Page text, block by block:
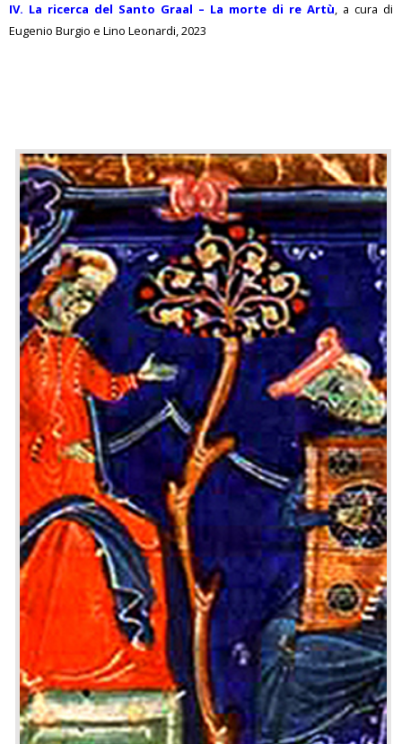
IV. La ricerca del Santo Graal – La morte di re Artù, a cura di
Eugenio Burgio e Lino Leonardi, 2023